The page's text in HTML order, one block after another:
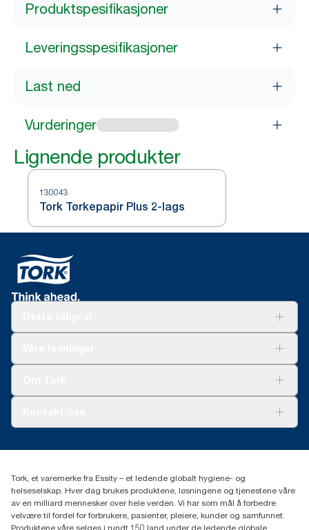
Produktspesifikasjoner
Leveringsspesifikasjoner
Last ned
Vurderinger
Lignende produkter
130043
Tork Tørkepapir Plus 2-lags
(+47) 22 70 62 00
Fredrik Selmers vei 6
0603 OSLO
Tork, et varemerke fra Essity – et ledende globalt hygiene- og
helseselskap. Hver dag brukes produktene, løsningene og tjenestene våre
av en milliard mennesker over hele verden. Vi har som mål å forbedre
velvære til fordel for forbrukere, pasienter, pleiere, kunder og samfunnet.
Produktene våre selges i rundt 150 land under de ledende globale